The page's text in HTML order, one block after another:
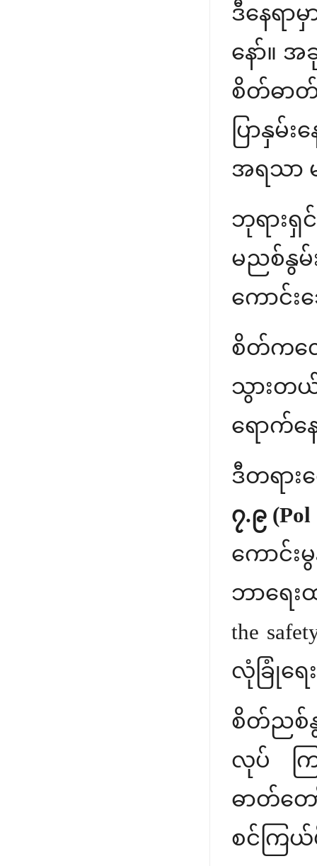
ဒီနေရာ
နော်။
စိတ်ဓာ
ပြာနှ
အရသာ
ဘုရား
မညစ်နွ
ကောင်း
စိတ်ကလေ
သွားတယ်
ရောက်
ဒီတရား
၇.၉ (Pol
ကောင်း
ဘာရေးထ
the
လုံခြုံရ
စိတ်ညစ်
လုပ် က
ဓာတ်တေ
စင်ကြယ်